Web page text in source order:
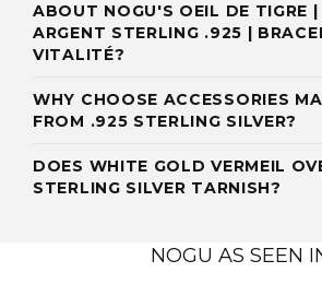
ABOUT NOGU'S OEIL DE TIGRE |
ARGENT STERLING .925 |
VITALITÉ?
WHY CHOOSE ACCESSORIES
FROM .925 STERLING SILVER?
DOES WHITE GOLD VERMEIL
STERLING SILVER TARNISH?
NOGU AS SEEN